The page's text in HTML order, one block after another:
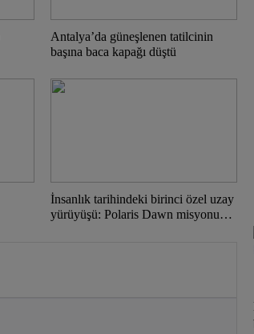
Antalya’da güneşlenen tatilcinin
başına baca kapağı düştü
İnsanlık tarihindeki birinci özel uzay
yürüyüşü: Polaris Dawn misyonu